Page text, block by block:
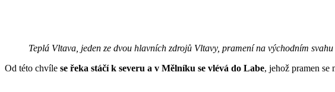
Teplá Vltava, jeden ze dvou hlavních zdrojů Vltavy, pramení na východním
Od této chvíle se řeka stáčí k severu a v Mělníku se vlévá do Labe, jehož pramen se